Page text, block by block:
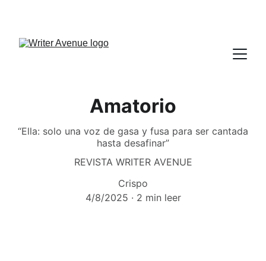
Amatorio
“Ella: solo una voz de gasa y fusa para ser cantada
hasta desafinar”
REVISTA WRITER AVENUE
Crispo
4/8/2025
2 min leer